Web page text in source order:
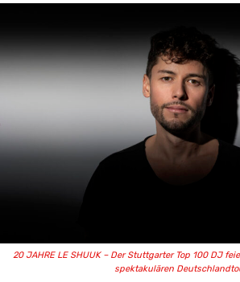
20 JAHRE LE SHUUK – Der Stuttgarter Top 100 DJ
spektakulären